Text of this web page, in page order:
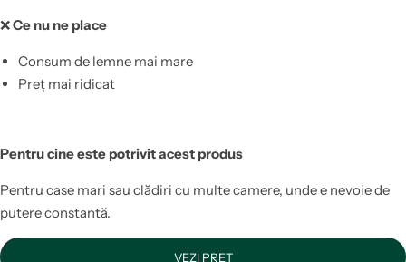
❌Ce nu ne place
Consum de lemne mai mare
Preț mai ridicat
Pentru cine este potrivit acest produs
Pentru case mari sau clădiri cu multe camere, unde e nevoie de
putere constantă.
VEZI PREȚ